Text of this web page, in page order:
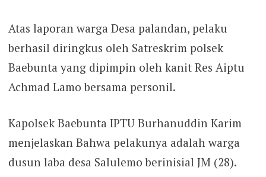
Atas laporan warga Desa palandan, pelaku
berhasil diringkus oleh Satreskrim polsek
Baebunta yang dipimpin oleh kanit Res Aiptu
Achmad Lamo bersama personil.
Kapolsek Baebunta IPTU Burhanuddin Karim
menjelaskan Bahwa pelakunya adalah warga
dusun laba desa Salulemo berinisial JM (28).